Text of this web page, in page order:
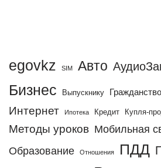
egovkz SIM Авто
Бизнес Выпускнику Гражданство
Интернет Ипотека Кредит Купля-
Методы уроков Мобильная
Образование Отношения ПДД